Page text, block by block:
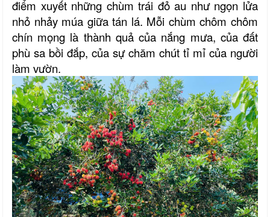
điểm xuyết những chùm trái đỏ au như ngọn lửa
nhỏ nhảy múa giữa tán lá. Mỗi chùm chôm chôm
chín mọng là thành quả của nắng mưa, của đất
phù sa bồi đắp, của sự chăm chút tỉ mỉ của người
làm vườn.